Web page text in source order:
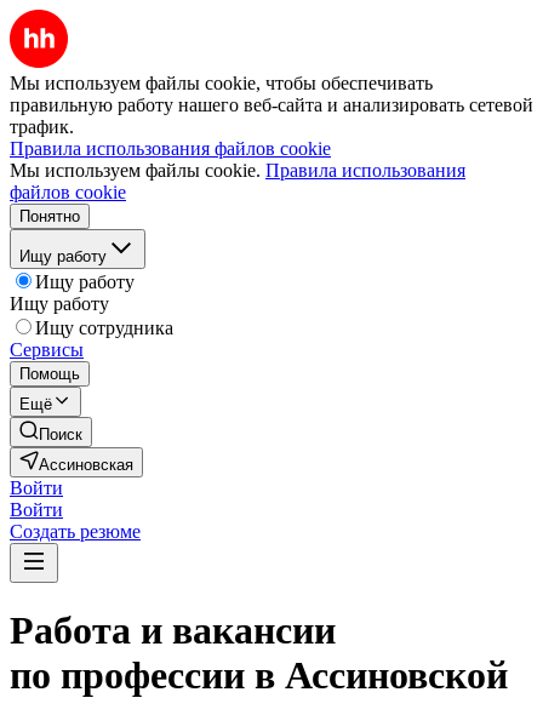
Мы используем файлы cookie, чтобы обеспечивать
правильную работу нашего веб-сайта и анализировать сетевой
трафик.
Правила использования файлов cookie
Мы используем файлы cookie. Правила использования
файлов cookie
Понятно
Ищу работу
Ищу работу
Ищу работу
Ищу сотрудника
Сервисы
Помощь
Ещё
Поиск
Ассиновская
Войти
Войти
Создать резюме
Работа и вакансии
по профессии в Ассиновской